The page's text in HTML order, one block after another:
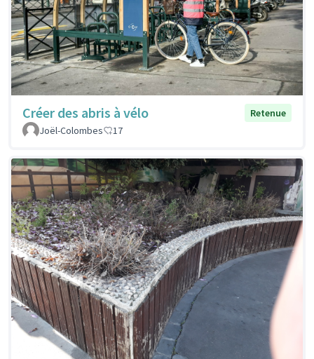
Créer des abris à vélo
Retenue
Joël-Colombes
17